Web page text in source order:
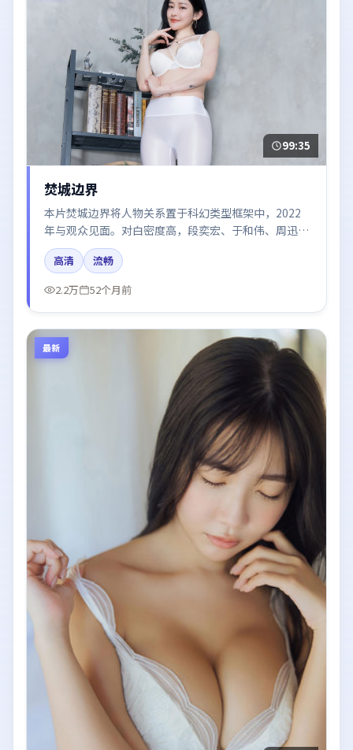
99:35
焚城边界
本片焚城边界将人物关系置于科幻类型框架中，2022
年与观众见面。对白密度高，段奕宏、于和伟、周迅的
台词节奏值得关注；整体气质偏英国都市与冷色调摄
影。
高清
流畅
2.2万
52个月前
最新